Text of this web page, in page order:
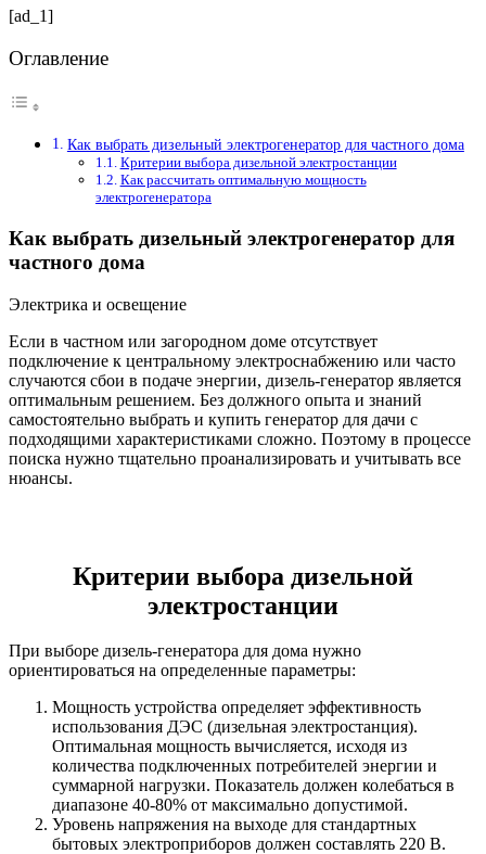
[ad_1]
Оглавление
Как выбрать дизельный электрогенератор для частного дома
Критерии выбора дизельной электростанции
Как рассчитать оптимальную мощность
электрогенератора
Как выбрать дизельный электрогенератор для
частного дома
Электрика и освещение
Если в частном или загородном доме отсутствует
подключение к центральному электроснабжению или часто
случаются сбои в подаче энергии, дизель-генератор является
оптимальным решением. Без должного опыта и знаний
самостоятельно выбрать и купить генератор для дачи с
подходящими характеристиками сложно. Поэтому в процессе
поиска нужно тщательно проанализировать и учитывать все
нюансы.
Критерии выбора дизельной
электростанции
При выборе дизель-генератора для дома нужно
ориентироваться на определенные параметры:
Мощность устройства определяет эффективность
использования ДЭС (дизельная электростанция).
Оптимальная мощность вычисляется, исходя из
количества подключенных потребителей энергии и
суммарной нагрузки. Показатель должен колебаться в
диапазоне 40-80% от максимально допустимой.
Уровень напряжения на выходе для стандартных
бытовых электроприборов должен составлять 220 В.